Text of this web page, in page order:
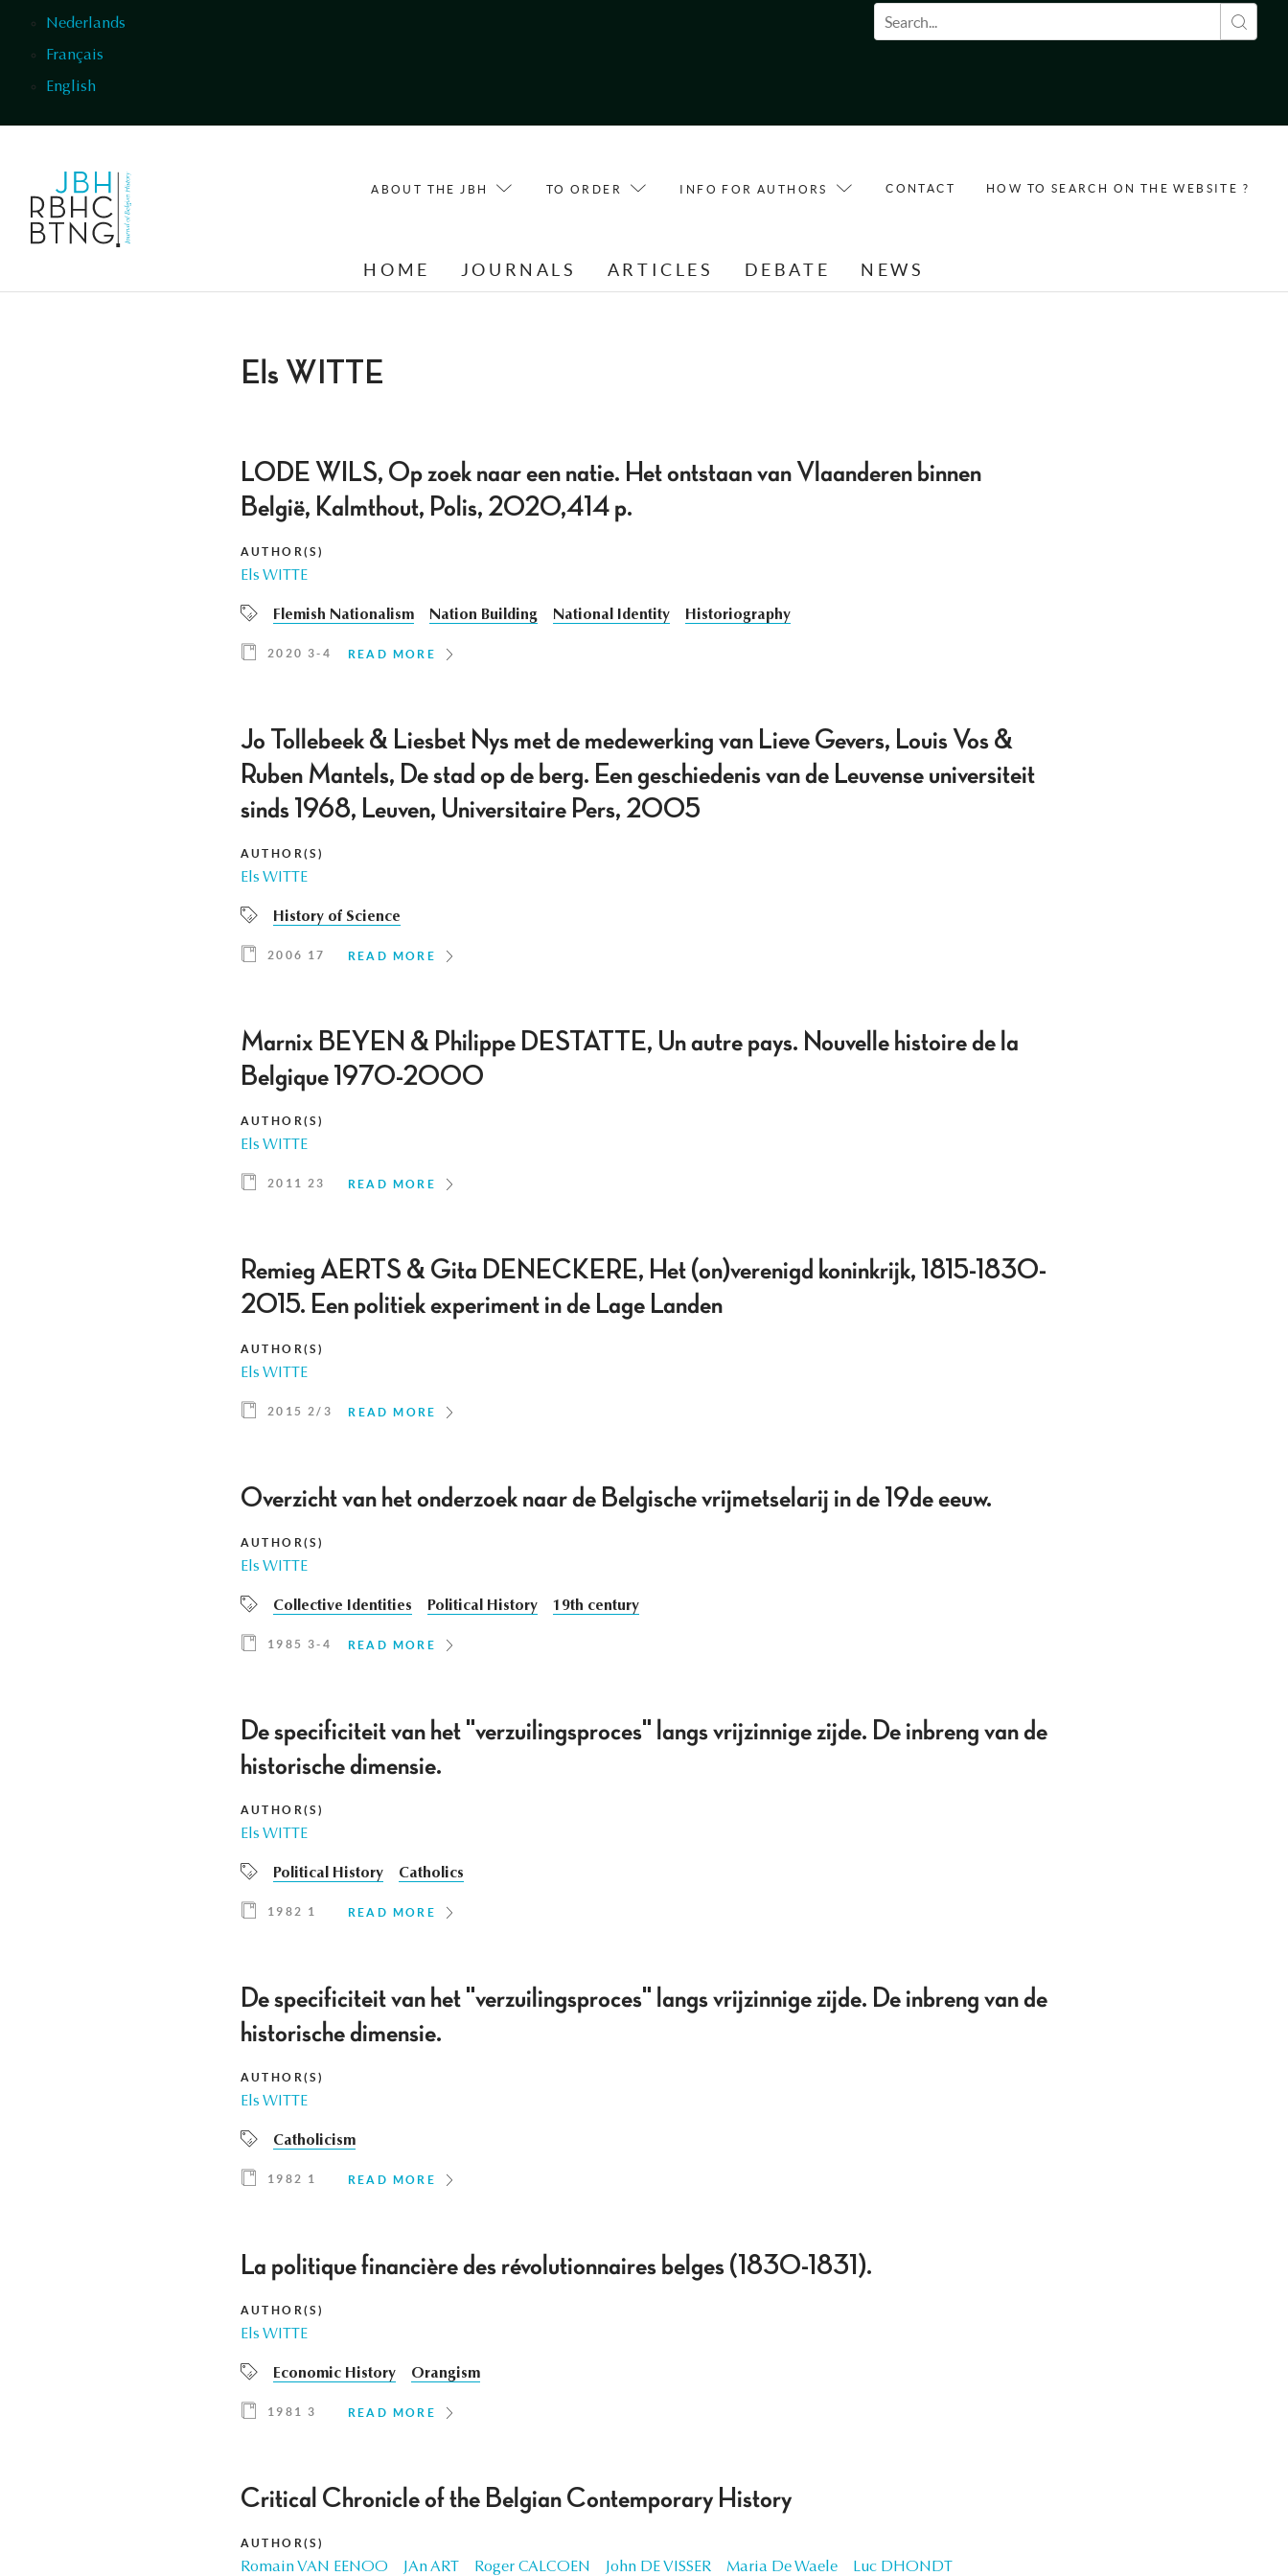
Nederlands
Français
English
Search form
ABOUT THE JBH TO ORDER INFO FOR AUTHORS CONTACT HOW TO SEARCH ON THE WEBSITE ?
HOME JOURNALS ARTICLES DEBATE NEWS
Els WITTE
LODE WILS, Op zoek naar een natie. Het ontstaan van Vlaanderen binnen
België, Kalmthout, Polis, 2020,414 p.
AUTHOR(S)
Els WITTE
Flemish Nationalism Nation Building National Identity Historiography
2020 3-4 READ MORE
Jo Tollebeek & Liesbet Nys met de medewerking van Lieve Gevers, Louis Vos &
Ruben Mantels, De stad op de berg. Een geschiedenis van de Leuvense universiteit
sinds 1968, Leuven, Universitaire Pers, 2005
AUTHOR(S)
Els WITTE
History of Science
2006 17 READ MORE
Marnix BEYEN & Philippe DESTATTE, Un autre pays. Nouvelle histoire de la
Belgique 1970-2000
AUTHOR(S)
Els WITTE
2011 23 READ MORE
Remieg AERTS & Gita DENECKERE, Het (on)verenigd koninkrijk, 1815-1830-
2015. Een politiek experiment in de Lage Landen
AUTHOR(S)
Els WITTE
2015 2/3 READ MORE
Overzicht van het onderzoek naar de Belgische vrijmetselarij in de 19de eeuw.
AUTHOR(S)
Els WITTE
Collective Identities Political History 19th century
1985 3-4 READ MORE
De specificiteit van het "verzuilingsproces" langs vrijzinnige zijde. De inbreng van de
historische dimensie.
AUTHOR(S)
Els WITTE
Political History Catholics
1982 1 READ MORE
De specificiteit van het "verzuilingsproces" langs vrijzinnige zijde. De inbreng van de
historische dimensie.
AUTHOR(S)
Els WITTE
Catholicism
1982 1 READ MORE
La politique financière des révolutionnaires belges (1830-1831).
AUTHOR(S)
Els WITTE
Economic History Orangism
1981 3 READ MORE
Critical Chronicle of the Belgian Contemporary History
AUTHOR(S)
Romain VAN EENOO JAn ART Roger CALCOEN John DE VISSER Maria De Waele Luc DHONDT